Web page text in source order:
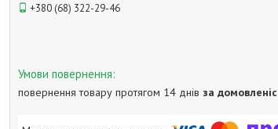
+380 (68) 322-29-46
повернення товару протягом 14 днів за